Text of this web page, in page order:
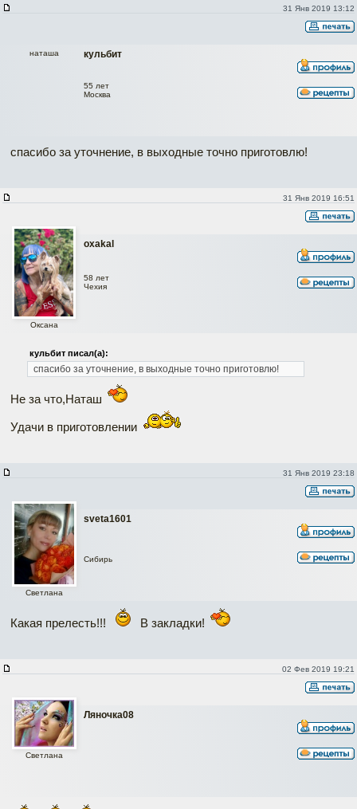
31 Янв 2019 13:12
кульбит
наташа
55 лет
Москва
спасибо за уточнение, в выходные точно приготовлю!
31 Янв 2019 16:51
oxakal
Оксана
58 лет
Чехия
кульбит писал(а):
спасибо за уточнение, в выходные точно приготовлю!
Не за что,Наташ
Удачи в приготовлении
31 Янв 2019 23:18
sveta1601
Светлана
Сибирь
Какая прелесть!!! В закладки!
02 Фев 2019 19:21
Ляночка08
Светлана